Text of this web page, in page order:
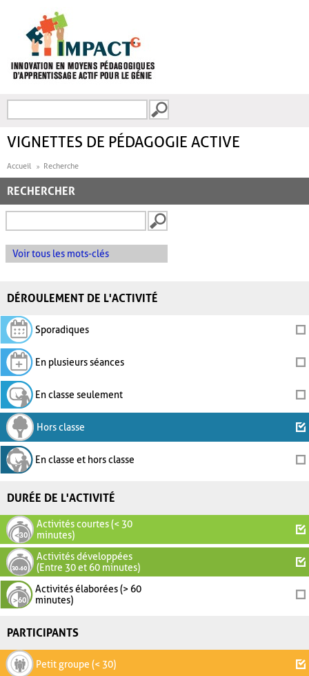
FORMULAIRE DE
VIGNETTES DE PÉDAGOGIE ACTIVE
Accueil Recherche
RECHERCHER
Voir tous les mots-clés
DÉROULEMENT DE L'ACTIVITÉ
Sporadiques
En plusieurs séances
En classe seulement
Hors classe
En classe et hors classe
DURÉE DE L'ACTIVITÉ
Activités courtes (< 30
minutes)
Activités développées
(Entre 30 et 60 minutes)
Activités élaborées (> 60
minutes)
PARTICIPANTS
Petit groupe (< 30)